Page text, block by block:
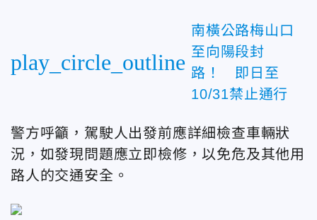
play_circle_outline
南橫公路梅山口
至向陽段封
路！ 即日至
10/31禁止通行
警方呼籲，駕駛人出發前應詳細檢查車輛狀
況，如發現問題應立即檢修，以免危及其他用
路人的交通安全。